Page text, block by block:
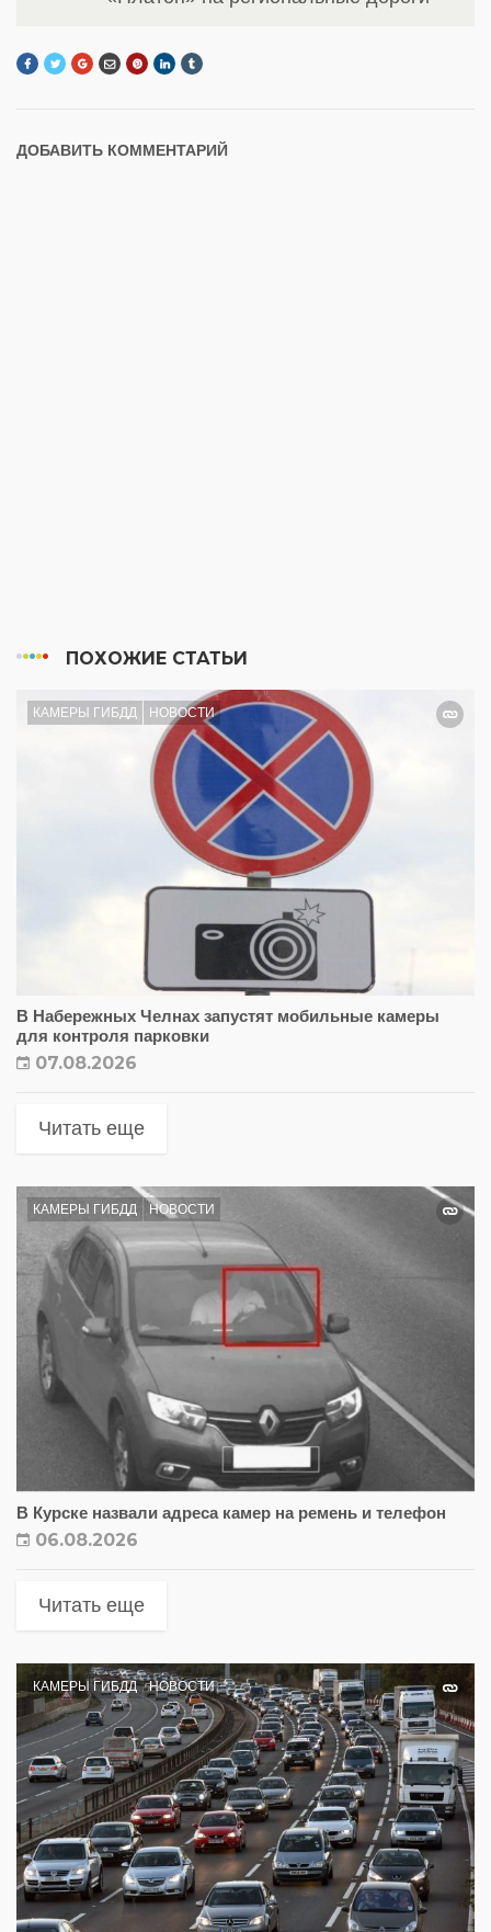
ДОБАВИТЬ КОММЕНТАРИЙ
ПОХОЖИЕ СТАТЬИ
КАМЕРЫ ГИБДД НОВОСТИ
В Набережных Челнах запустят мобильные камеры
для контроля парковки
07.08.2026
Читать еще
КАМЕРЫ ГИБДД НОВОСТИ
В Курске назвали адреса камер на ремень и телефон
06.08.2026
Читать еще
КАМЕРЫ ГИБДД НОВОСТИ